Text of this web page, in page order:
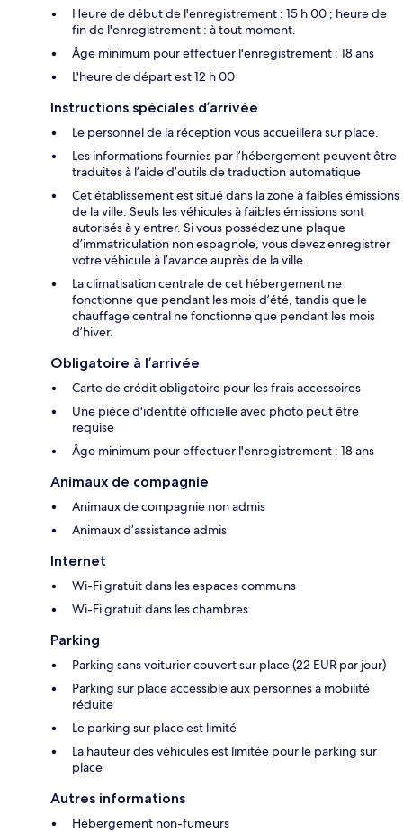
Heure de début de l'enregistrement : 15 h 00 ; heure de
fin de l'enregistrement : à tout moment.
Âge minimum pour effectuer l'enregistrement : 18 ans
L'heure de départ est 12 h 00
Instructions spéciales d’arrivée
Le personnel de la réception vous accueillera sur place.
Les informations fournies par l’hébergement peuvent être
traduites à l’aide d’outils de traduction automatique
Cet établissement est situé dans la zone à faibles émissions
de la ville. Seuls les véhicules à faibles émissions sont
autorisés à y entrer. Si vous possédez une plaque
d’immatriculation non espagnole, vous devez enregistrer
votre véhicule à l’avance auprès de la ville.
La climatisation centrale de cet hébergement ne
fonctionne que pendant les mois d’été, tandis que le
chauffage central ne fonctionne que pendant les mois
d’hiver.
Obligatoire à l’arrivée
Carte de crédit obligatoire pour les frais accessoires
Une pièce d'identité officielle avec photo peut être
requise
Âge minimum pour effectuer l'enregistrement : 18 ans
Animaux de compagnie
Animaux de compagnie non admis
Animaux d’assistance admis
Internet
Wi-Fi gratuit dans les espaces communs
Wi-Fi gratuit dans les chambres
Parking
Parking sans voiturier couvert sur place (22 EUR par jour)
Parking sur place accessible aux personnes à mobilité
réduite
Le parking sur place est limité
La hauteur des véhicules est limitée pour le parking sur
place
Autres informations
Hébergement non-fumeurs